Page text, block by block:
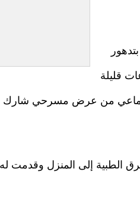
قليلة
من عرض مسرحي شارك
إلى المنزل وقدمت له